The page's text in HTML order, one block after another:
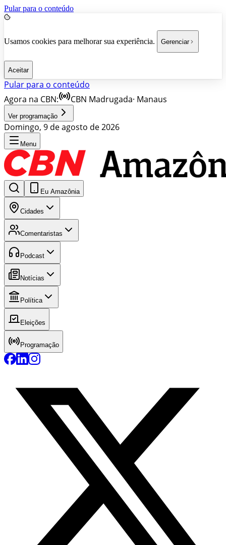
Pular para o conteúdo
Usamos cookies para melhorar sua experiência. Gerenciar
Aceitar
Pular para o conteúdo
Agora na CBN:
CBN Madrugada· Manaus
Ver programação
Domingo, 9 de agosto de 2026
Menu
Eu Amazônia
Cidades
Comentaristas
Podcast
Notícias
Política
Eleições
Programação